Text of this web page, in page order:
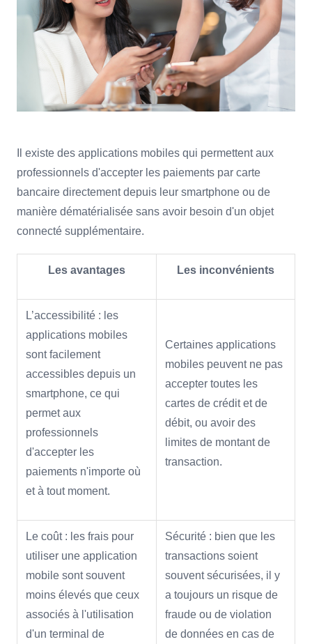
Il existe des applications mobiles qui permettent aux
professionnels d'accepter les paiements par carte
bancaire directement depuis leur smartphone ou de
manière dématérialisée sans avoir besoin d'un objet
connecté supplémentaire.
Les avantages Les inconvénients
L’accessibilité : les
applications mobiles
sont facilement
accessibles depuis un
smartphone, ce qui
permet aux
professionnels
d'accepter les
paiements n'importe où
et à tout moment.
Certaines applications
mobiles peuvent ne pas
accepter toutes les
cartes de crédit et de
débit, ou avoir des
limites de montant de
transaction.
Le coût : les frais pour
utiliser une application
mobile sont souvent
moins élevés que ceux
associés à l'utilisation
d'un terminal de
Sécurité : bien que les
transactions soient
souvent sécurisées, il y
a toujours un risque de
fraude ou de violation
de données en cas de